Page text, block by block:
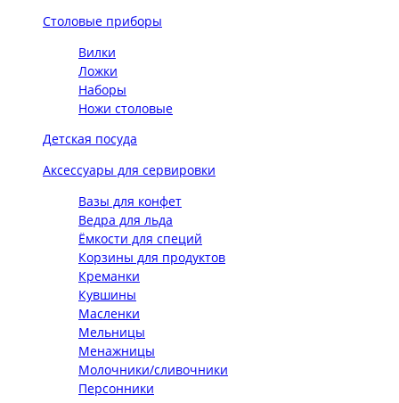
Столовые приборы
Вилки
Ложки
Наборы
Ножи столовые
Детская посуда
Аксессуары для сервировки
Вазы для конфет
Ведра для льда
Ёмкости для специй
Корзины для продуктов
Креманки
Кувшины
Масленки
Мельницы
Менажницы
Молочники/сливочники
Персонники